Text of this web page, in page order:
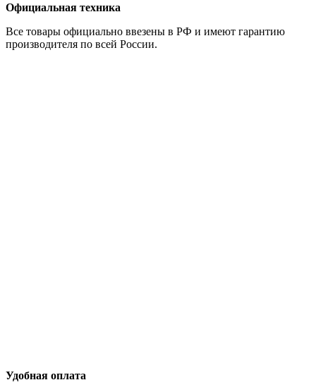
Официальная техника
Все товары официально ввезены в РФ и имеют гарантию
производителя по всей России.
Удобная оплата